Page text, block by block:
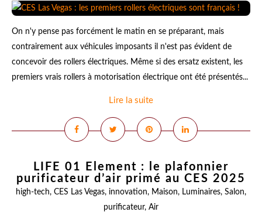
On n'y pense pas forcément le matin en se préparant, mais
contrairement aux véhicules imposants il n'est pas évident de
concevoir des rollers électriques. Même si des ersatz existent, les
premiers vrais rollers à motorisation électrique ont été présentés...
Lire la suite
LIFE 01 Element : le plafonnier
purificateur d’air primé au CES 2025
high-tech, CES Las Vegas, innovation, Maison, Luminaires, Salon,
purificateur, Air